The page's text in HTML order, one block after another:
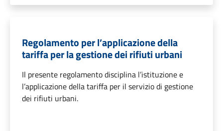
Regolamento per l’applicazione della
tariffa per la gestione dei rifiuti urbani
Il presente regolamento disciplina l’istituzione e
l’applicazione della tariffa per il servizio di gestione
dei rifiuti urbani.